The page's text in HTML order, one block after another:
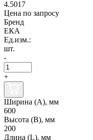
4.5017
Цена по запросу
Бренд
ЕКА
Ед.изм.:
шт.
-
+
Ширина (А), мм
600
Высота (В), мм
200
Длина (L), мм